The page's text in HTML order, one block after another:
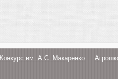
Конкурс им. А.С. Макаренко